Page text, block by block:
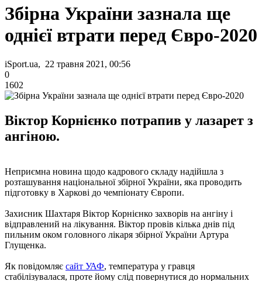
Збірна України зазнала ще
однієї втрати перед Євро-2020
iSport.ua, 22 травня 2021, 00:56
0
1602
Віктор Корнієнко потрапив у лазарет з
ангіною.
Неприємна новина щодо кадрового складу надійшла з
розташування національної збірної України, яка проводить
підготовку в Харкові до чемпіонату Європи.
Захисник Шахтаря Віктор Корнієнко захворів на ангіну і
відправлений на лікування. Віктор провів кілька днів під
пильним оком головного лікаря збірної України Артура
Глущенка.
Як повідомляє сайт УАФ, температура у гравця
стабілізувалася, проте йому слід повернутися до нормальних